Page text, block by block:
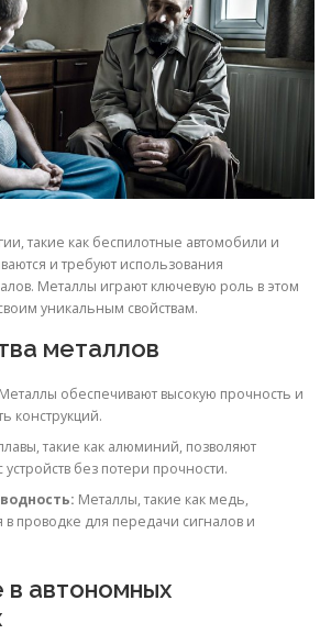
такие как беспилотные автомобили и
и требуют использования
Металлы играют ключевую роль в этом
уникальным свойствам.
металлов
Металлы обеспечивают высокую прочность и
конструкций.
такие как алюминий, позволяют
устройств без потери прочности.
Металлы, такие как медь,
в проводке для передачи сигналов и
автономных